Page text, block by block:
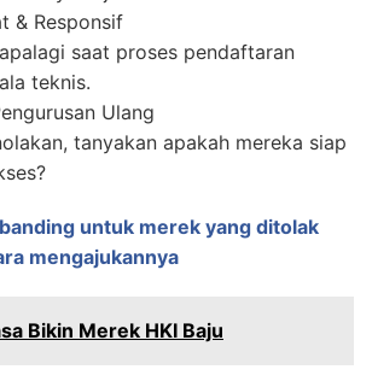
& Responsif
saat proses pendaftaran
teknis.
Ulang
tanyakan apakah mereka siap
untuk merek yang ditolak
mengajukannya
Bikin Merek HKI Baju